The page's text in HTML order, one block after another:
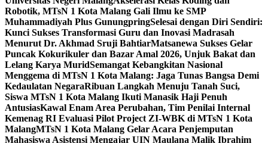
Robotik, MTsN 1 Kota Malang Gali Ilmu ke SMP
Muhammadiyah Plus GunungpringSelesai dengan Diri Sendiri:
Kunci Sukses Transformasi Guru dan Inovasi Madrasah
Menurut Dr. Akhmad Sruji BahtiarMatsanewa Sukses Gelar
Puncak Kokurikuler dan Bazar Amal 2026, Unjuk Bakat dan
Lelang Karya MuridSemangat Kebangkitan Nasional
Menggema di MTsN 1 Kota Malang: Jaga Tunas Bangsa Demi
Kedaulatan NegaraRibuan Langkah Menuju Tanah Suci,
Siswa MTsN 1 Kota Malang Ikuti Manasik Haji Penuh
AntusiasKawal Enam Area Perubahan, Tim Penilai Internal
Kemenag RI Evaluasi Pilot Project ZI-WBK di MTsN 1 Kota
MalangMTsN 1 Kota Malang Gelar Acara Penjemputan
Mahasiswa Asistensi Mengajar UIN Maulana Malik Ibrahim